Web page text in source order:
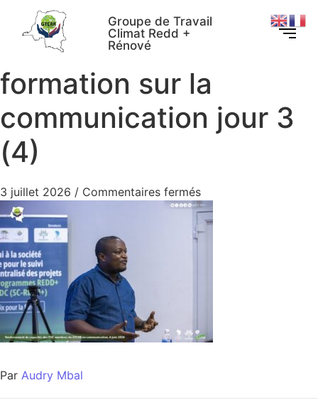
Groupe de Travail
Climat Redd +
Rénové
formation sur la
communication jour 3
(4)
3 juillet 2026 / Commentaires fermés
Par Audry Mbal